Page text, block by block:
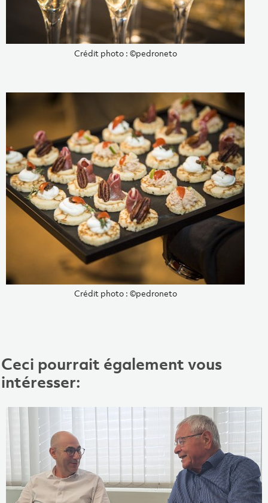
Crédit photo : ©pedroneto
Crédit photo : ©pedroneto
Ceci pourrait également vous
intéresser: